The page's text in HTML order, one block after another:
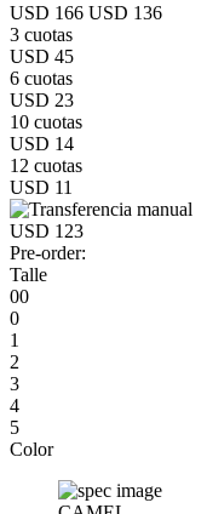
USD 166 USD 136
3 cuotas
USD 45
6 cuotas
USD 23
10 cuotas
USD 14
12 cuotas
USD 11
USD 123
Pre-order:
Talle
00
0
1
2
3
4
5
Color